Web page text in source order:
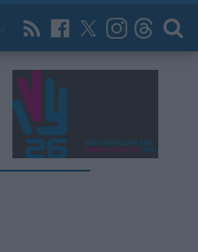
News Now Archív